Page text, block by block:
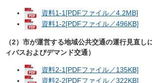
資料1-1[PDFファイル／4.2MB]
資料1-2[PDFファイル／496KB]
（2）市が運営する地域公共交通の運行見直し
ィバスおよびデマンド交通）
資料2-1[PDFファイル／135KB]
資料2-2[PDFファイル／322KB]